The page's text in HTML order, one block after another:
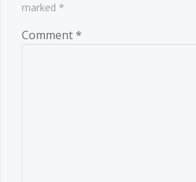
marked *
Comment*